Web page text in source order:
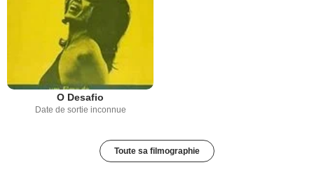
O Desafio
Date de sortie inconnue
Toute sa filmographie